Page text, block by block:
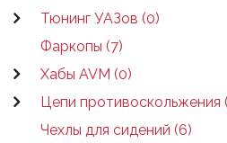
Тюнинг УАЗов (0)
Фаркопы (7)
Хабы AVM (0)
Цепи противоскольжения
Чехлы для сидений (6)